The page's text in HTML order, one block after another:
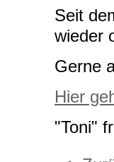
Seit
wieder
Gerne
Hier
"Toni"